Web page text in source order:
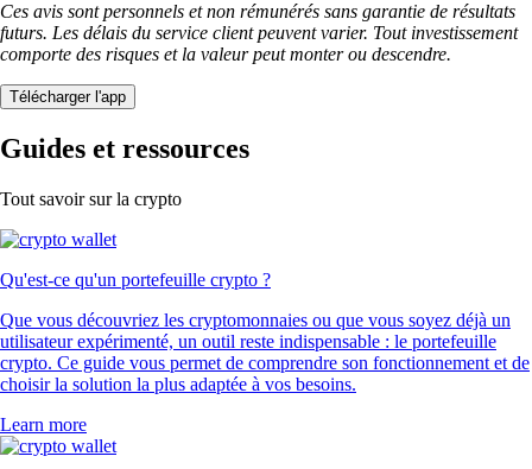
Ces avis sont personnels et non rémunérés sans garantie de résultats
futurs. Les délais du service client peuvent varier. Tout investissement
comporte des risques et la valeur peut monter ou descendre.
Télécharger l'app
Guides et ressources
Tout savoir sur la crypto
Qu'est-ce qu'un portefeuille crypto ?
Que vous découvriez les cryptomonnaies ou que vous soyez déjà un
utilisateur expérimenté, un outil reste indispensable : le portefeuille
crypto. Ce guide vous permet de comprendre son fonctionnement et de
choisir la solution la plus adaptée à vos besoins.
Learn more